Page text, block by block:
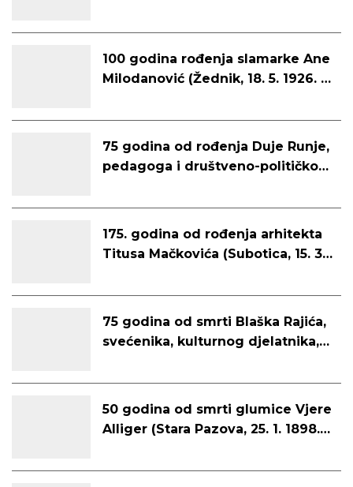
100 godina rođenja slamarke Ane
Milodanović (Žednik, 18. 5. 1926. –
75 godina od rođenja Duje Runje,
pedagoga i društveno-političkog
29. 4. 1951. – Subotica, 6. 11. 2011.)
175. godina od rođenja arhitekta
Titusa Mačkovića (Subotica, 15. 3.
75 godina od smrti Blaška Rajića,
svećenika, kulturnog djelatnika,
7. 1. 1878. – Subotica, 3. 1. 1951.)
50 godina od smrti glumice Vjere
Alliger (Stara Pazova, 25. 1. 1898. –